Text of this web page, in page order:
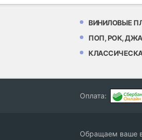
ВИНИЛОВЫЕ
ПОП, РОК,
Оплата:
Обращаем ваше